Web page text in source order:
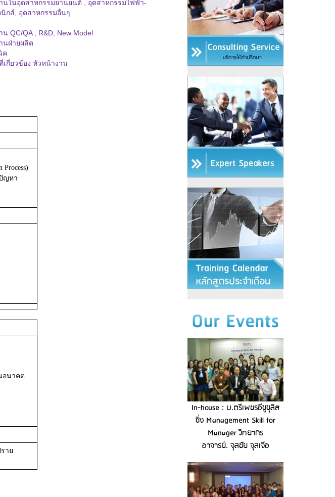
นในอุตสาหกรรมยานยนต์ , อุตสาหกรรมไฟฟ้า-
นิกส์, อุตสาหกรรมอื่นๆ
QC/QA , R&D, New Model
นฝ่ายผลิต
ค
เกี่ยวข้อง หัวหน้างาน
Process)
ญหา
อนาคต
าย
In-house : บ.ตรีเพชรอีซูซุลิส
ซิ่ง Management Skill for
Manager วิทยากร
อาจารย์. จุลชัย จุลเจือ